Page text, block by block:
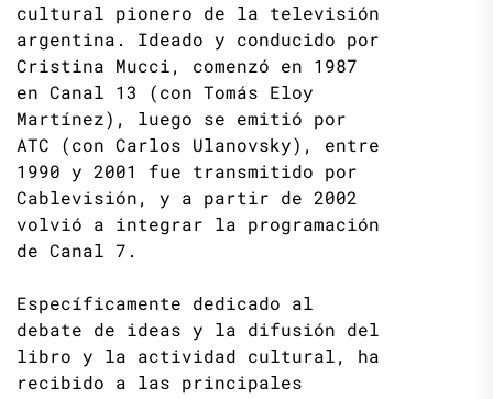
cultural pionero de la televisión
argentina. Ideado y conducido por
Cristina Mucci, comenzó en 1987
en Canal 13 (con Tomás Eloy
Martínez), luego se emitió por
ATC (con Carlos Ulanovsky), entre
1990 y 2001 fue transmitido por
Cablevisión, y a partir de 2002
volvió a integrar la programación
de Canal 7.
Específicamente dedicado al
debate de ideas y la difusión del
libro y la actividad cultural, ha
recibido a las principales